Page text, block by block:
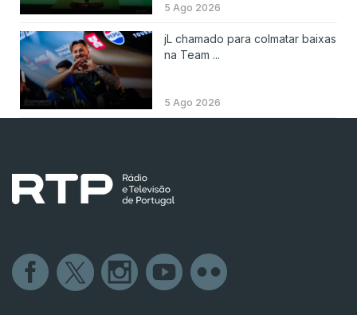
5 Ago 2026
jL chamado para colmatar baixas
na Team ...
5 Ago 2026